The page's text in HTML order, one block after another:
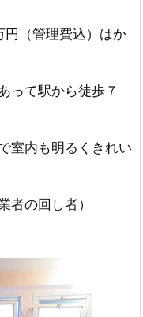
円（管理費込）はか
って駅から徒歩７
室内も明るくきれい
者の回し者）